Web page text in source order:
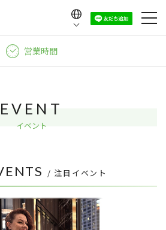
営業時間
EVENT
イベント
/ 注目イベント